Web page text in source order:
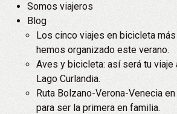
Somos viajeros
Blog
Los cinco viajes en bicicleta
hemos organizado este verano.
Aves y bicicleta: así será tu viaje
Lago Curlandia.
Ruta Bolzano-Verona-Venecia
para ser la primera en familia.